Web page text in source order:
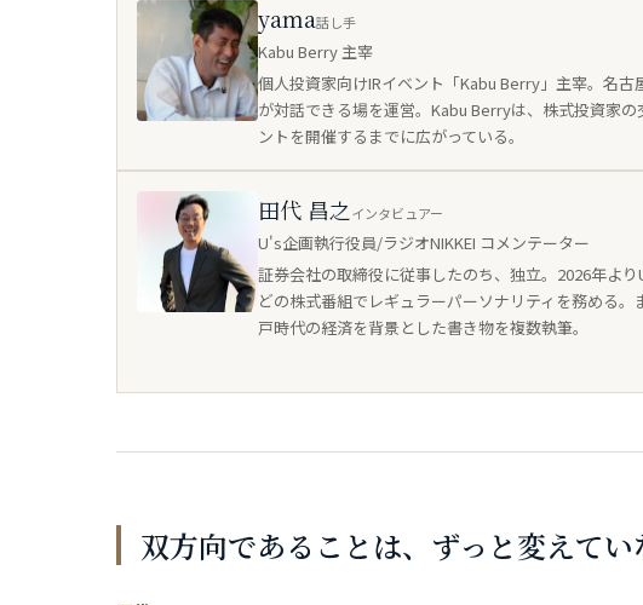
yama話し手
Kabu Berry 主宰
個人投資家向けIRイベント「Kabu Berry」主宰。名
が対話できる場を運営。Kabu Berryは、株式投資家
ントを開催するまでに広がっている。
田代 昌之 インタビュアー
U's企画執行役員/ラジオNIKKEI コメンテーター
証券会社の取締役に従事したのち、独立。2026年よ
どの株式番組でレギュラーパーソナリティを務める
戸時代の経済を背景とした書き物を複数執筆。
双方向であることは、ずっと変えてい